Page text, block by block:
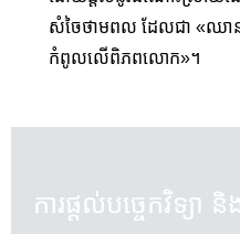
សំចៃថាមពល ដែលជា «ឈា
កំពូលលើពិភពលោក»។
ការផ្តល់បច្ចេកវិទ្យា